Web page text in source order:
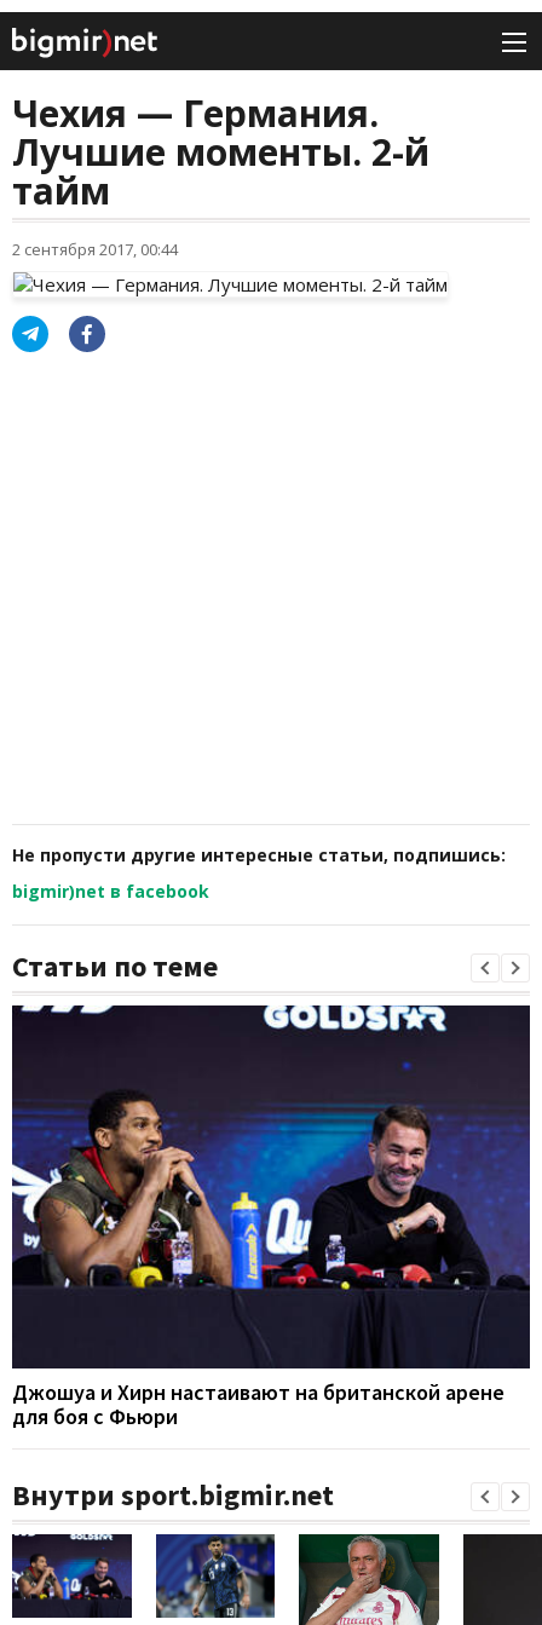
Чехия — Германия.
Лучшие моменты. 2-й
тайм
2 сентября 2017, 00:44
Не пропусти другие интересные статьи, подпишись:
bigmir)net в facebook
Статьи по теме
Джошуа и Хирн настаивают на британской арене
для боя с Фьюри
Внутри sport.bigmir.net